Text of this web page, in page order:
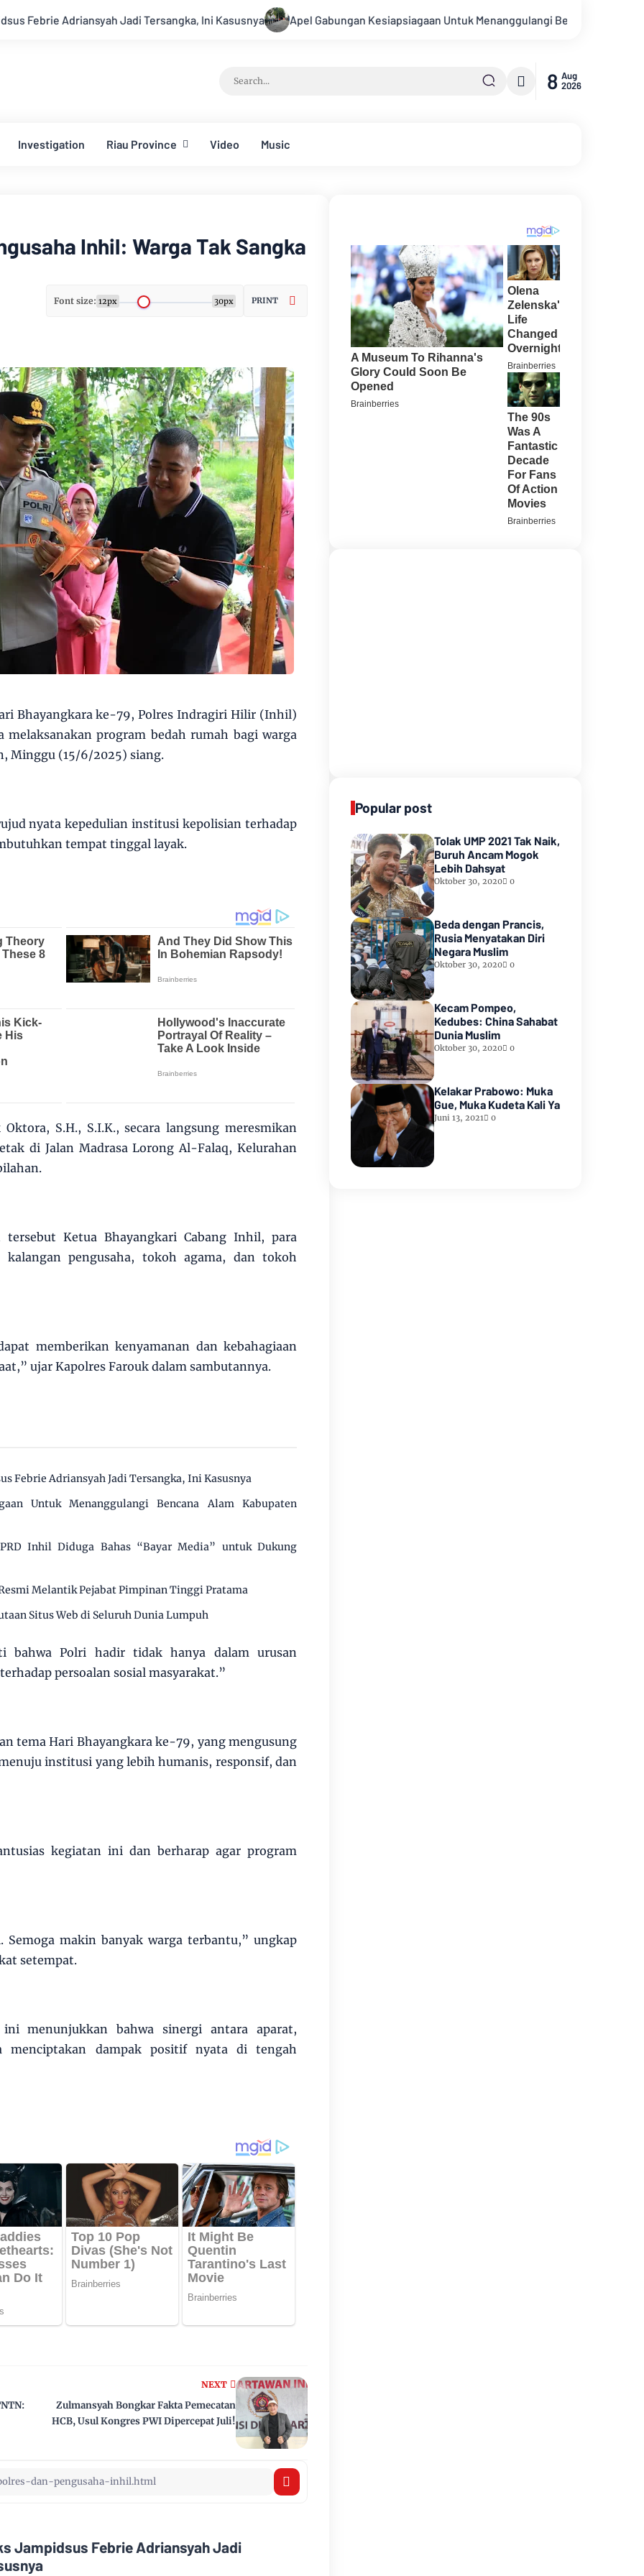
Jadi Tersangka, Ini Kasusnya Apel Gabungan Kesiapsiagaan Untuk Menanggulangi Bencana Alam Kabupaten Bengkalis
8 Aug
2026
Investigation Riau Province Video Music
Inhil: Warga Tak Sangka
Font size: 12px 30px PRINT
Bhayangkara ke-79, Polres Indragiri Hilir (Inhil)
melaksanakan program bedah rumah bagi warga
Minggu (15/6/2025) siang.
nyata kepedulian institusi kepolisian terhadap
tempat tinggal layak.
S.H., S.I.K., secara langsung meresmikan
di Jalan Madrasa Lorong Al-Falaq, Kelurahan
Ketua Bhayangkari Cabang Inhil, para
pengusaha, tokoh agama, dan tokoh
memberikan kenyamanan dan kebahagiaan
ujar Kapolres Farouk dalam sambutannya.
Febrie Adriansyah Jadi Tersangka, Ini Kasusnya
Untuk Menanggulangi Bencana Alam Kabupaten
Inhil Diduga Bahas “Bayar Media” untuk Dukung
Melantik Pejabat Pimpinan Tinggi Pratama
Situs Web di Seluruh Dunia Lumpuh
bahwa Polri hadir tidak hanya dalam urusan
persoalan sosial masyarakat.”
tema Hari Bhayangkara ke-79, yang mengusung
institusi yang lebih humanis, responsif, dan
kegiatan ini dan berharap agar program
Semoga makin banyak warga terbantu,” ungkap
setempat.
menunjukkan bahwa sinergi antara aparat,
menciptakan dampak positif nyata di tengah
NEXT
Zulmansyah Bongkar Fakta Pemecatan
HCB, Usul Kongres PWI Dipercepat Juli!
Jampidsus Febrie Adriansyah Jadi
Popular post
Tolak UMP 2021 Tak Naik,
Buruh Ancam Mogok
Lebih Dahsyat
Oktober 30, 2020 0
Beda dengan Prancis,
Rusia Menyatakan Diri
Negara Muslim
Oktober 30, 2020 0
Kecam Pompeo,
Kedubes: China Sahabat
Dunia Muslim
Oktober 30, 2020 0
Kelakar Prabowo: Muka
Gue, Muka Kudeta Kali Ya
Juni 13, 2021 0